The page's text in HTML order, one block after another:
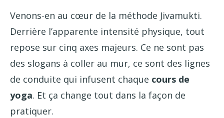
Venons-en au cœur de la méthode Jivamukti.
Derrière l’apparente intensité physique, tout
repose sur cinq axes majeurs. Ce ne sont pas
des slogans à coller au mur, ce sont des lignes
de conduite qui infusent chaque cours de
yoga. Et ça change tout dans la façon de
pratiquer.